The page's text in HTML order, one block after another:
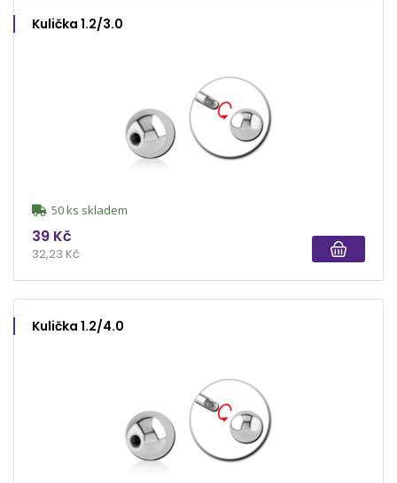
Kulička 1.2/3.0
50 ks skladem
39 Kč
32,23 Kč
Kulička 1.2/4.0